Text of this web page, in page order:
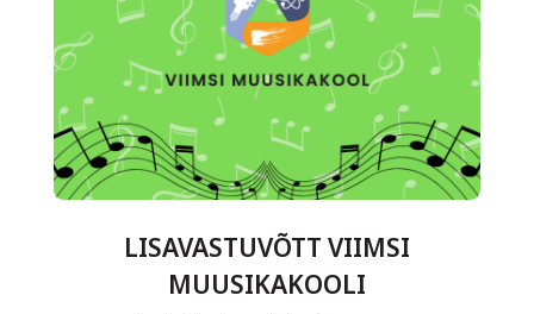
LISAVASTUVÕTT VIIMSI
MUUSIKAKOOLI